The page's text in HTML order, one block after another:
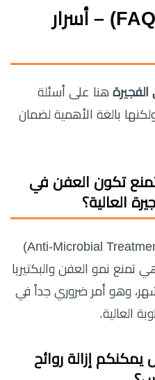
الأسئلة الشائعة (FAQs) – أسرار
هنا على أسئلة
بالغة الأهمية لضمان
تكون العفن في
العالية؟
نعم، نستخدم مادة مضافة (Anti-Microbial Treatment)
نمو العفن والبكتيريا
لمدة تصل إلى 6 أشهر، وهو أمر ضروري جداً في
العالية.
يمكنكم إزالة روائح